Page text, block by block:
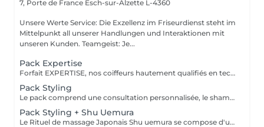
7, Porte de France Esch-sur-Alzette L-4360
Unsere Werte Service: Die Exzellenz im Friseurdienst steht im
Mittelpunkt all unserer Handlungen und Interaktionen mit
unseren Kunden. Teamgeist: Je...
Pack Expertise
Forfait EXPERTISE, nos coiffeurs hautement qualifiés en technique anglo-saxonne, en formation continu et diplômés d’une académie anglaise à Paris. Vous offre une séance d’une heure avec votre coach en suivi beauté. Ce pack inclus : 1 h de prestation Un diagnostique personnalisé Shampoing spécifique Haircare Conditioner spécifique Produit de coiffage Coupe Styling Produit de finition
Pack Styling
Le pack comprend une consultation personnalisée, le shampooing et le conditionneur spécifiques REDKEN/ SHU UEMURA , le séchage et les produits de styling REDKEN/ SHU UEMURA * Tarifs à titre indicatifs à confirmer après la consultation personnalisée établit auprès de votre coiffeur/stylist/spécialiste * La direction se réserve le droit d’apporter des modifications pour le bon fonctionnement du salon
Pack Styling + Shu Uemura
Le Rituel de massage Japonais Shu uemura se compose d'un shampooing et d'un soin d'une durée de 30 minutes pour une relaxation une une réparation intense du cheveu et ensuite le pack styling